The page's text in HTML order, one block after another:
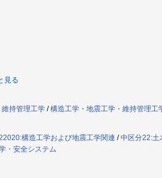
見る
持管理工学 /構造工学・地震工学・維持管理工
構造工学および地震工学関連 /中区分22:土
・安全システム